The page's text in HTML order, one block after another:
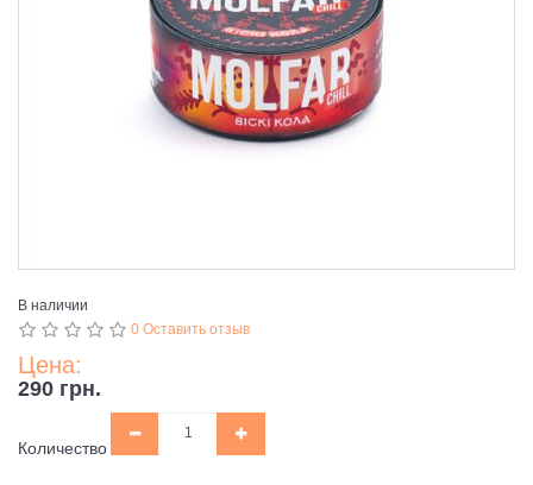
В наличии
0 Оставить отзыв
Цена:
290 грн.
Количество